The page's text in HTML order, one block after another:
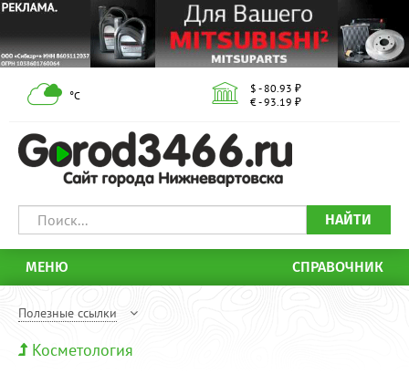
°С
$ - 80.93 ₽
€ - 93.19 ₽
НАЙТИ
МЕНЮ СПРАВОЧНИК
Полезные ссылки
Косметология